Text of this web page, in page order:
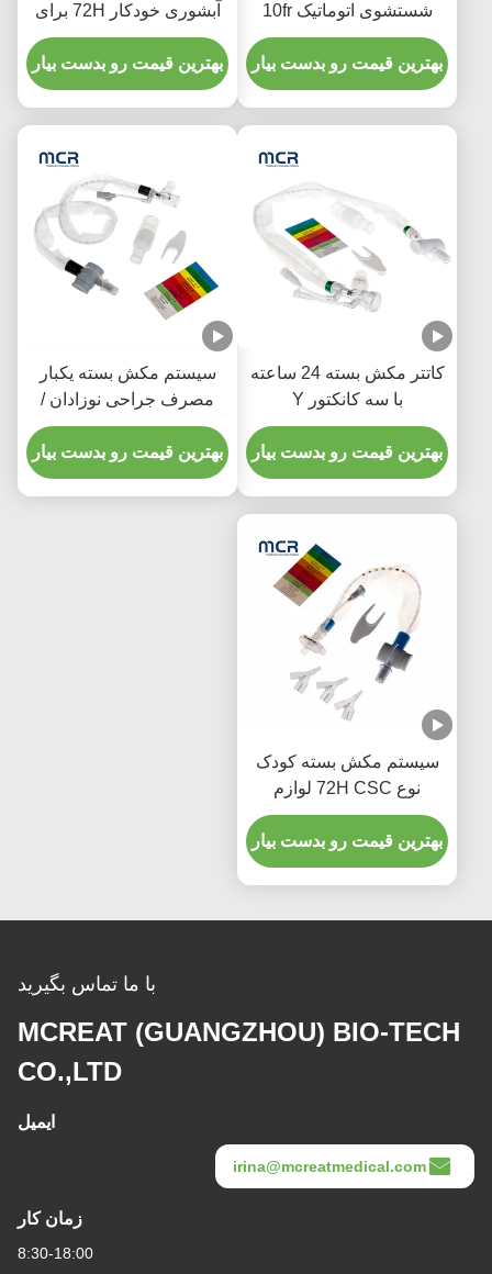
شستشوی اتوماتیک 10fr
72h مچ پا دو طرفه برای
بیمارستان
بهترین قیمت رو بدست بیار
آبشوری خودکار 72H برای
بزرگسالان
بهترین قیمت رو بدست بیار
کاتتر مکش بسته 24 ساعته
با سه کانکتور Y
بهترین قیمت رو بدست بیار
سیستم مکش بسته یکبار
مصرف جراحی نوزادان /
کودکان- آرنج
بهترین قیمت رو بدست بیار
سیستم مکش بسته کودک
نوع 72H CSC لوازم
پزشکی یکبار مصرف
بهترین قیمت رو بدست بیار
با ما تماس بگیرید
MCREAT (GUANGZHOU) BIO-TECH
CO.,LTD
ایمیل
irina@mcreatmedical.com
زمان کار
8:30-18:00